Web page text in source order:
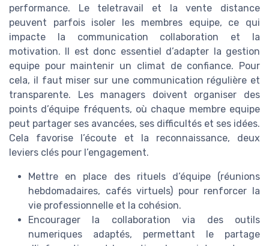
performance. Le teletravail et la vente distance
peuvent parfois isoler les membres equipe, ce qui
impacte la communication collaboration et la
motivation. Il est donc essentiel d’adapter la gestion
equipe pour maintenir un climat de confiance. Pour
cela, il faut miser sur une communication régulière et
transparente. Les managers doivent organiser des
points d’équipe fréquents, où chaque membre equipe
peut partager ses avancées, ses difficultés et ses idées.
Cela favorise l’écoute et la reconnaissance, deux
leviers clés pour l’engagement.
Mettre en place des rituels d’équipe (réunions
hebdomadaires, cafés virtuels) pour renforcer la
vie professionnelle et la cohésion.
Encourager la collaboration via des outils
numeriques adaptés, permettant le partage